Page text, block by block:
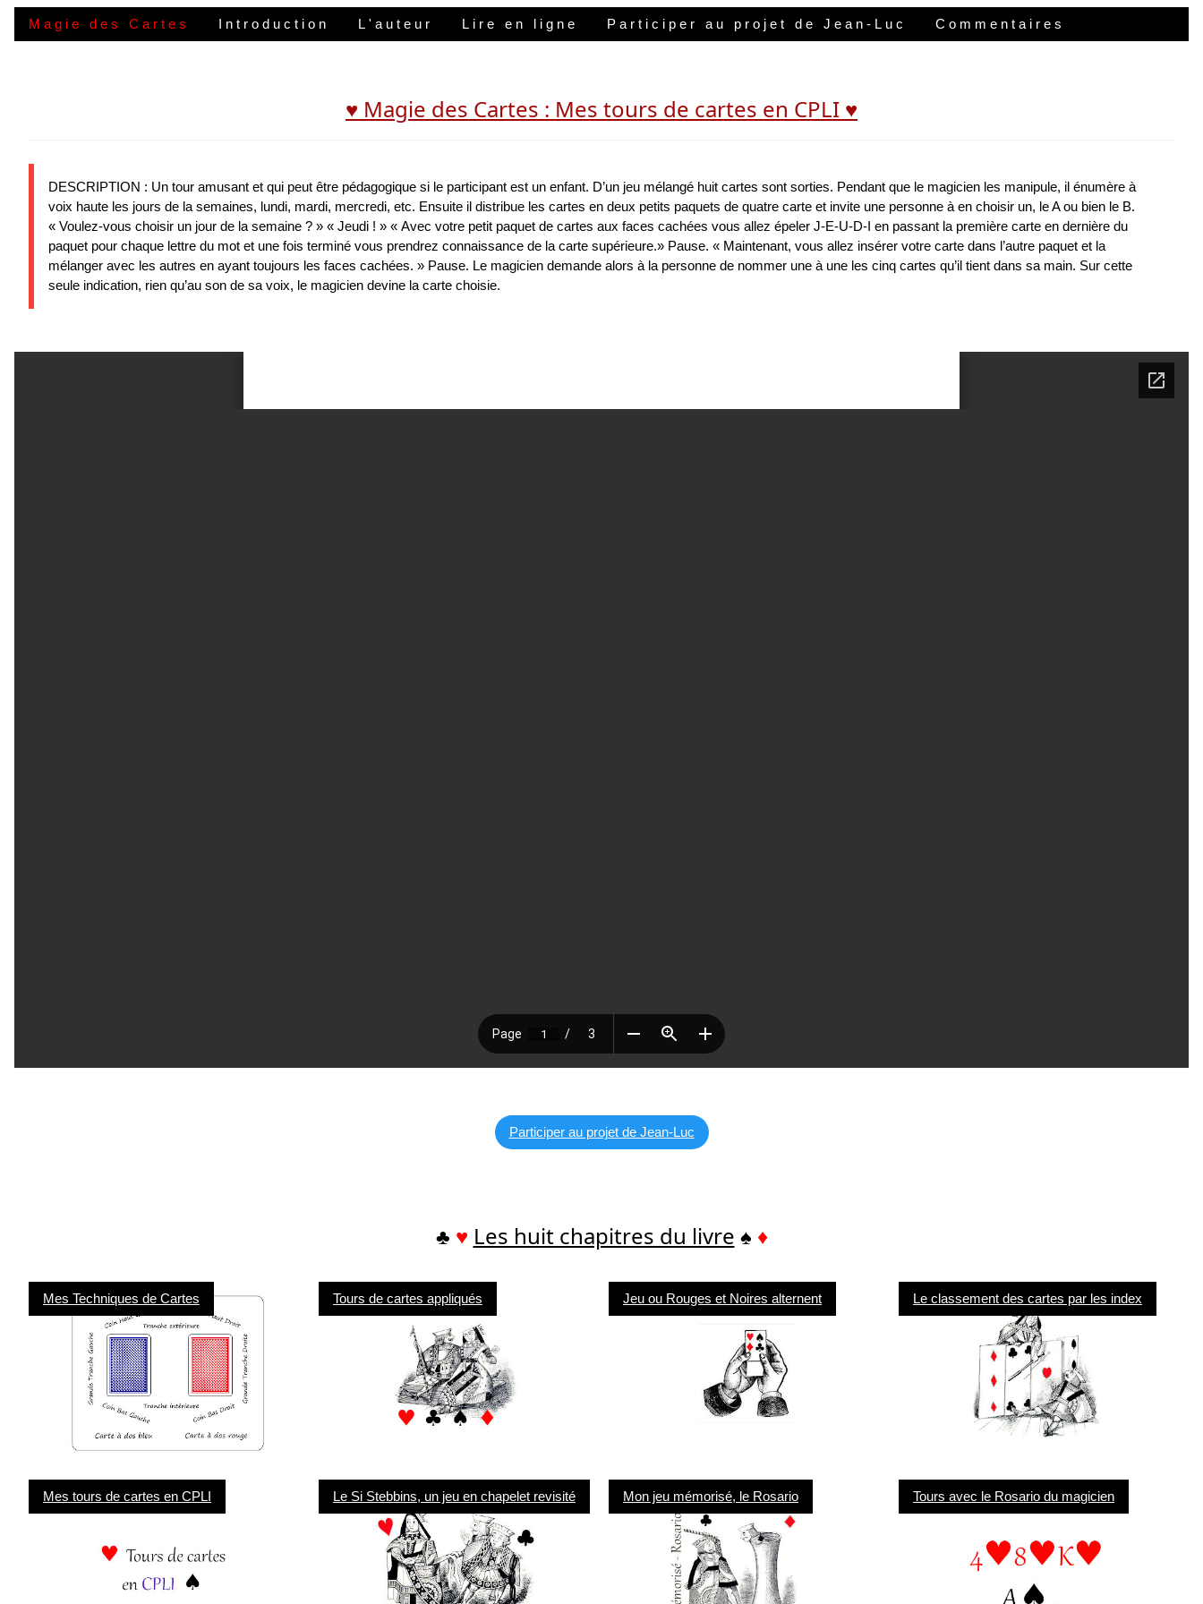
Magie des Cartes Introduction L'auteur Lire en ligne Participer au projet de Jean-Luc Commentaires
♥ Magie des Cartes : Mes tours de cartes en CPLI ♥
DESCRIPTION : Un tour amusant et qui peut être pédagogique si le participant est un enfant. D’un jeu mélangé huit cartes sont sorties. Pendant que le magicien les manipule, il énumère à
voix haute les jours de la semaines, lundi, mardi, mercredi, etc. Ensuite il distribue les cartes en deux petits paquets de quatre carte et invite une personne à en choisir un, le A ou bien le B.
« Voulez-vous choisir un jour de la semaine ? » « Jeudi ! » « Avec votre petit paquet de cartes aux faces cachées vous allez épeler J-E-U-D-I en passant la première carte en dernière du
paquet pour chaque lettre du mot et une fois terminé vous prendrez connaissance de la carte supérieure.» Pause. « Maintenant, vous allez insérer votre carte dans l’autre paquet et la
mélanger avec les autres en ayant toujours les faces cachées. » Pause. Le magicien demande alors à la personne de nommer une à une les cinq cartes qu’il tient dans sa main. Sur cette
seule indication, rien qu’au son de sa voix, le magicien devine la carte choisie.
Participer au projet de Jean-Luc
♣ ♥ Les huit chapitres du livre ♠ ♦
Mes Techniques de Cartes Tours de cartes appliqués Jeu ou Rouges et Noires alternent Le classement des cartes par les index
Mes tours de cartes en CPLI Le Si Stebbins, un jeu en chapelet revisité Mon jeu mémorisé, le Rosario Tours avec le Rosario du magicien